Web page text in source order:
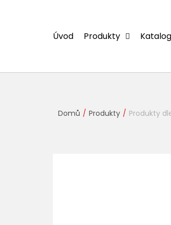
Úvod Produkty Katalog
Domů Produkty Produkty